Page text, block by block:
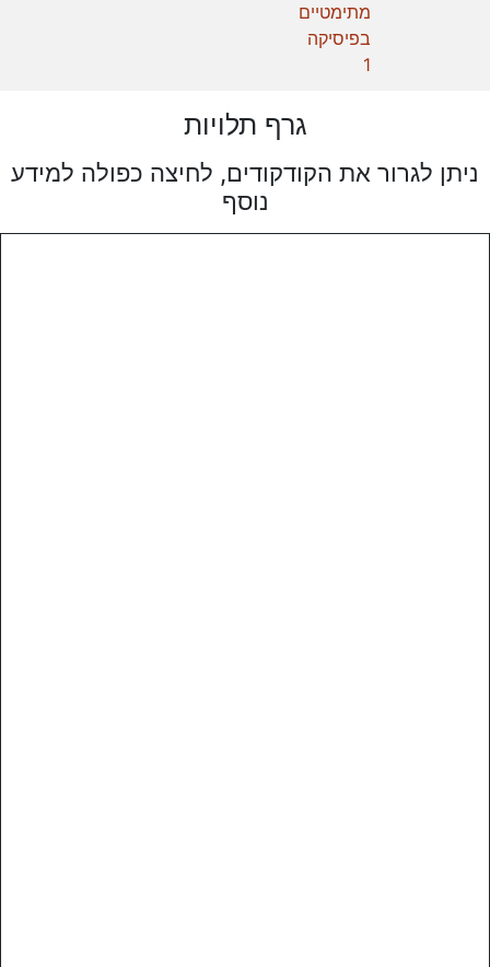
מתימטיים
בפיסיקה
1
גרף תלויות
ניתן לגרור את הקודקודים, לחיצה כפולה למידע
נוסף